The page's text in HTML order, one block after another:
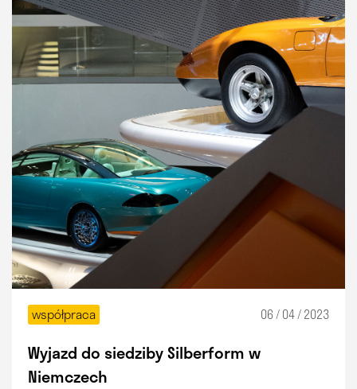
współpraca 06 / 04 / 2023
Wyjazd do siedziby Silberform w
Niemczech